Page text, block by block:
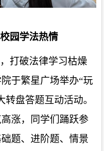
园学法热情
打破法律学习枯燥
于繁星广场举办“玩
盘答题互动活动。
涨，同学们踊跃参
题、进阶题、情景